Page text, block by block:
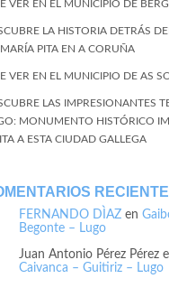
VER EN EL MUNICIPIO DE
LA HISTORIA DETRÁS
PITA EN A CORUÑA
VER EN EL MUNICIPIO DE AS
LAS IMPRESIONANTES
MONUMENTO HISTÓRICO
A ESTA CIUDAD GALLEGA
FERNANDO DÌAZ en
Begonte – Lugo
Juan Antonio Pérez Pérez
Caivanca – Guitiriz – Lugo